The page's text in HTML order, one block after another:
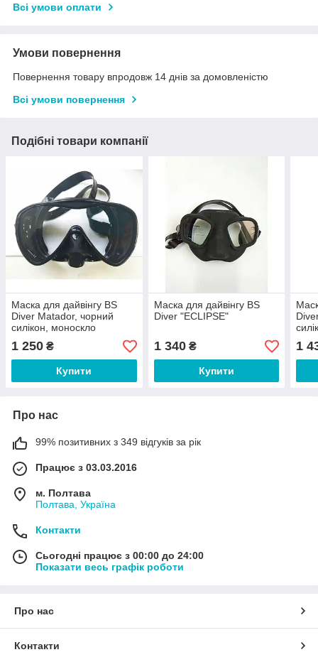
Всі умови оплати
Умови повернення
Повернення товару впродовж 14 днів за домовленістю
Всі умови повернення
Подібні товари компанії
Маска для дайвінгу BS
Diver Matador, чорний
силікон, моноскло
1 250 ₴
Купити
Маска для дайвінгу BS
Diver "ECLIPSE"
1 340₴
Купити
1
Про нас
99% позитивних з 349 відгуків за рік
Працює з 03.03.2016
м. Полтава
Полтава, Україна
Контакти
Сьогодні працює з 00:00 до 24:00
Показати весь графік роботи
Про нас
Контакти